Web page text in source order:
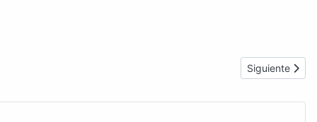
Artículo
Siguiente